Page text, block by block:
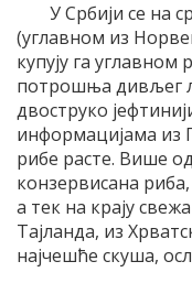
У Србији се на
(углавном из
купују га углавном
потрошња дивљег
двоструко
информацијама из
рибе расте. Више
конзервисана
а тек на крају
Тајланда, из
најчешће скуша,